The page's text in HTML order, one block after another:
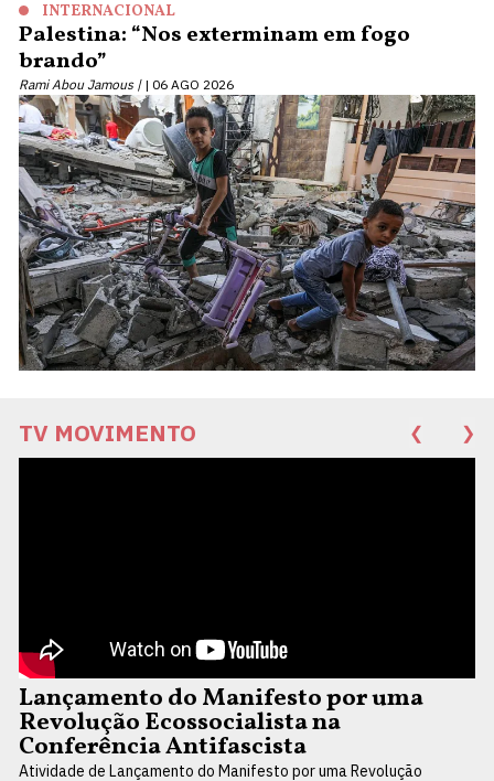
INTERNACIONAL
Palestina: “Nos exterminam em fogo
brando”
Rami Abou Jamous | 06 AGO 2026
TV MOVIMENTO ❮ ❯
Lançamento do Manifesto por uma
Revolução Ecossocialista na
Conferência Antifascista
Atividade de Lançamento do Manifesto por uma Revolução